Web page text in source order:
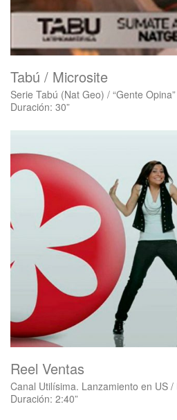
Tabú / Microsite
Serie Tabú (Nat Geo) / “Gente
Duración: 30”
Reel Ventas
Canal Utilísima. Lanzamiento en US
Duración: 2:40”